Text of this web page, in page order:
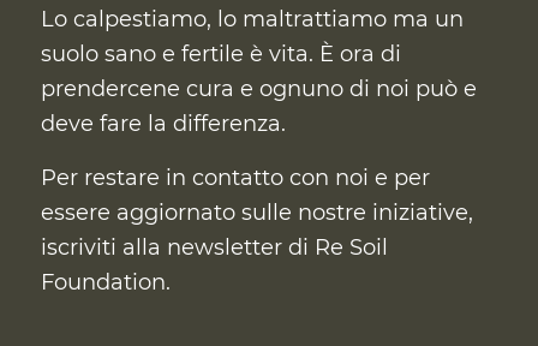
Lo calpestiamo, lo maltrattiamo ma un
suolo sano e fertile è vita. È ora di
prendercene cura e ognuno di noi può e
deve fare la differenza.
Per restare in contatto con noi e per
essere aggiornato sulle nostre iniziative,
iscriviti alla newsletter di Re Soil
Foundation.